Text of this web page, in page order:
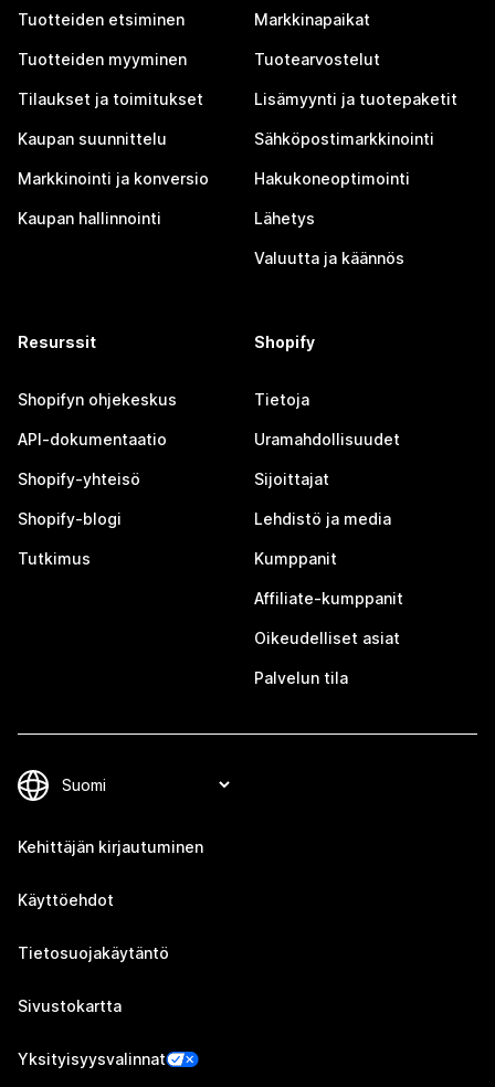
Tuotteiden etsiminen
Tuotteiden myyminen
Tilaukset ja toimitukset
Kaupan suunnittelu
Markkinointi ja konversio
Kaupan hallinnointi
Markkinapaikat
Tuotearvostelut
Lisämyynti ja tuotepaketit
Sähköpostimarkkinointi
Hakukoneoptimointi
Lähetys
Valuutta ja käännös
Resurssit
Shopifyn ohjekeskus
API-dokumentaatio
Shopify-yhteisö
Shopify-blogi
Tutkimus
Shopify
Tietoja
Uramahdollisuudet
Sijoittajat
Lehdistö ja media
Kumppanit
Affiliate-kumppanit
Oikeudelliset asiat
Palvelun tila
Kehittäjän kirjautuminen
Käyttöehdot
Tietosuojakäytäntö
Sivustokartta
Yksityisyysvalinnat